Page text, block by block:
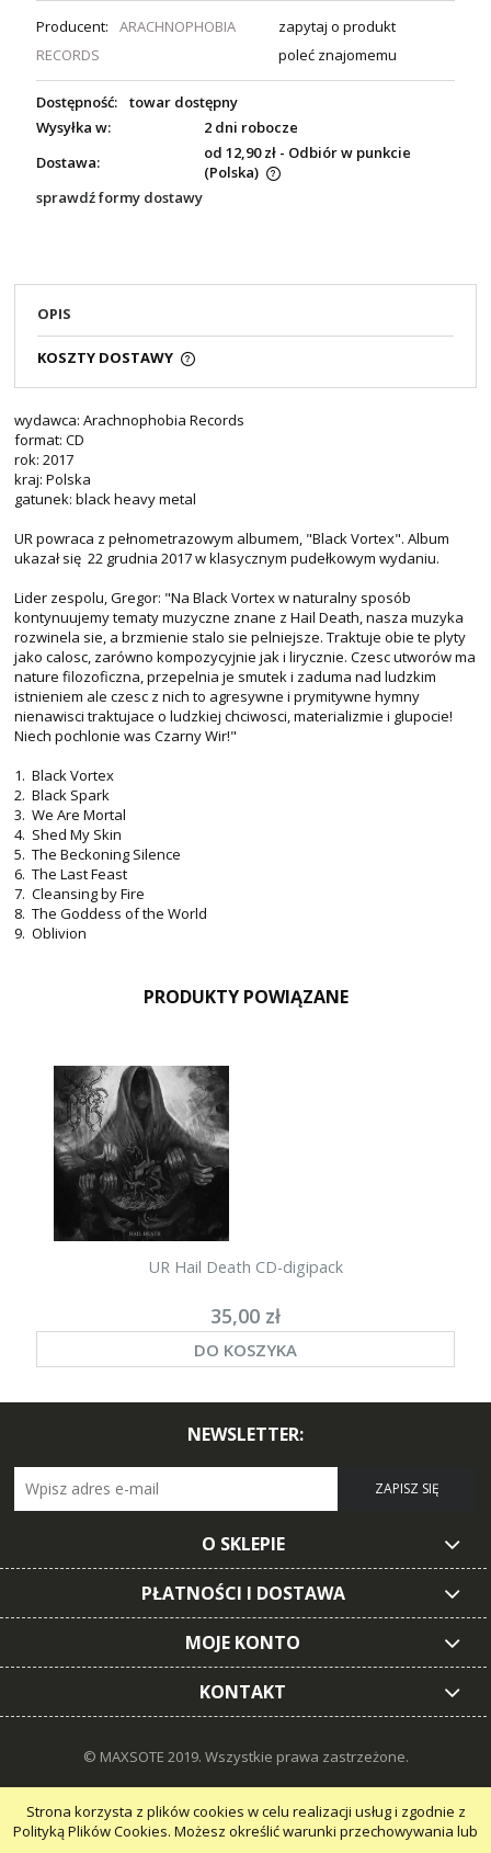
Strona korzysta z plików cookies w celu realizacji usług i zgodnie z
Polityką Plików Cookies. Możesz określić warunki przechowywania lub
Producent:
ARACHNOPHOBIA
RECORDS
zapytaj o produkt
poleć znajomemu
Dostępność:
towar dostępny
Wysyłka w:
2 dni robocze
Dostawa:
od 12,90 zł - Odbiór w punkcie
(Polska)
sprawdź formy dostawy
OPIS
KOSZTY DOSTAWY
wydawca: Arachnophobia Records
format: CD
rok: 2017
kraj: Polska
gatunek: black heavy metal
UR powraca z pełnometrazowym albumem, "Black Vortex". Album
ukazał się 22 grudnia 2017 w klasycznym pudełkowym wydaniu.
Lider zespolu, Gregor: "Na Black Vortex w naturalny sposób
kontynuujemy tematy muzyczne znane z Hail Death, nasza muzyka
rozwinela sie, a brzmienie stalo sie pelniejsze. Traktuje obie te plyty
jako calosc, zarówno kompozycyjnie jak i lirycznie. Czesc utworów ma
nature filozoficzna, przepelnia je smutek i zaduma nad ludzkim
istnieniem ale czesc z nich to agresywne i prymitywne hymny
nienawisci traktujace o ludzkiej chciwosci, materializmie i glupocie!
Niech pochlonie was Czarny Wir!"
1. Black Vortex
2. Black Spark
3. We Are Mortal
4. Shed My Skin
5. The Beckoning Silence
6. The Last Feast
7. Cleansing by Fire
8. The Goddess of the World
9. Oblivion
PRODUKTY POWIĄZANE
UR Hail Death CD-digipack
35,00 zł
DO KOSZYKA
NEWSLETTER:
ZAPISZ SIĘ
O SKLEPIE
PŁATNOŚCI I DOSTAWA
MOJE KONTO
KONTAKT
© MAXSOTE 2019. Wszystkie prawa zastrzeżone.